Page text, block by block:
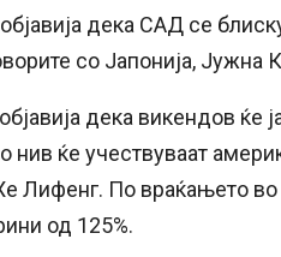
дека САД се
со Јапонија, Јужна
дека викендов ќе
ќе учествуваат
Лифенг. По враќањето
од 125%.